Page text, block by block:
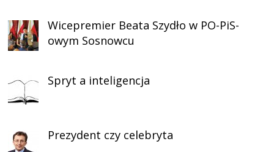
Wicepremier Beata Szydło w PO-PiS-
owym Sosnowcu
Spryt a inteligencja
Prezydent czy celebryta